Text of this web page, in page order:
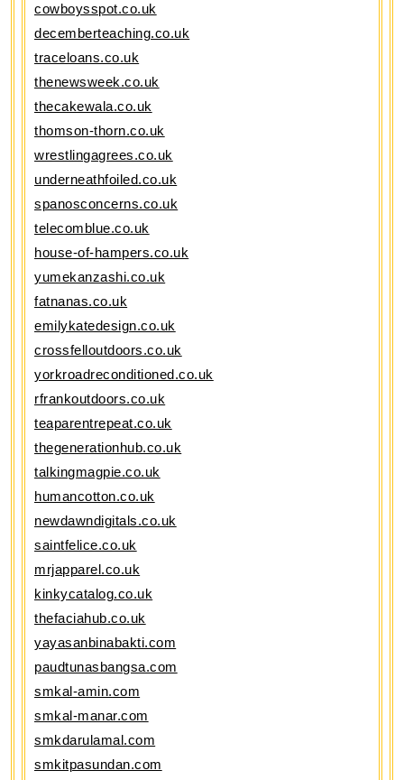
cowboysspot.co.uk
decemberteaching.co.uk
traceloans.co.uk
thenewsweek.co.uk
thecakewala.co.uk
thomson-thorn.co.uk
wrestlingagrees.co.uk
underneathfoiled.co.uk
spanosconcerns.co.uk
telecomblue.co.uk
house-of-hampers.co.uk
yumekanzashi.co.uk
fatnanas.co.uk
emilykatedesign.co.uk
crossfelloutdoors.co.uk
yorkroadreconditioned.co.uk
rfrankoutdoors.co.uk
teaparentrepeat.co.uk
thegenerationhub.co.uk
talkingmagpie.co.uk
humancotton.co.uk
newdawndigitals.co.uk
saintfelice.co.uk
mrjapparel.co.uk
kinkycatalog.co.uk
thefaciahub.co.uk
yayasanbinabakti.com
paudtunasbangsa.com
smkal-amin.com
smkal-manar.com
smkdarulamal.com
smkitpasundan.com